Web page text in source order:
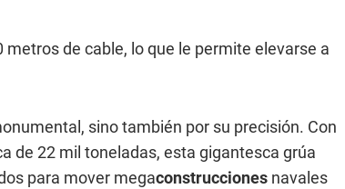
de cable, lo que le permite elevarse a
sino también por su precisión. Con
de 22 mil toneladas, esta gigantesca grúa
para mover megaconstrucciones navales